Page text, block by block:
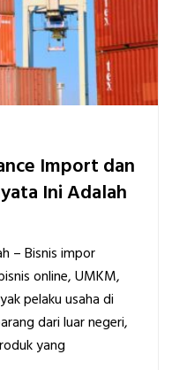
Import dan
Ini Adalah
– Bisnis impor
online, UMKM,
pelaku usaha di
dari luar negeri,
yang